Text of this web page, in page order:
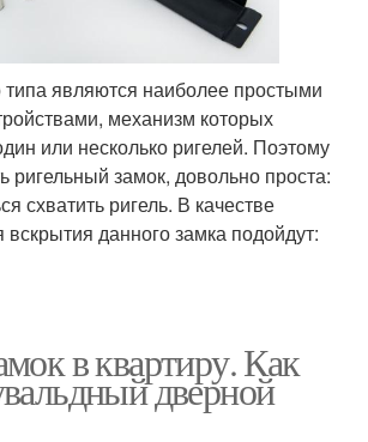
типа являются наиболее простыми
механизм которых
или несколько ригелей. Поэтому
ригельный замок, довольно проста:
схватить ригель. В качестве
вскрытия данного замка подойдут:
в квартиру. Как
дверной